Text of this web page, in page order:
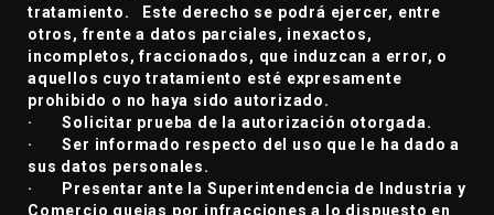
tratamiento. Este derecho se podrá ejercer, entre
otros, frente a datos parciales, inexactos,
incompletos, fraccionados, que induzcan a error, o
aquellos cuyo tratamiento esté expresamente
prohibido o no haya sido autorizado.
· Solicitar prueba de la autorización otorgada.
· Ser informado respecto del uso que le ha dado a
sus datos personales.
· Presentar ante la Superintendencia de Industria y
Comercio quejas por infracciones a lo dispuesto en